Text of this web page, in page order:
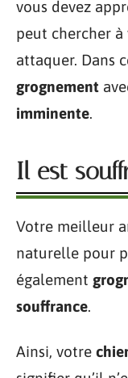
vous devez
peut chercher à
attaquer. Dans
grognement
imminente.
Il est
Votre meilleur
naturelle pour
également
souffrance.
Ainsi, votre